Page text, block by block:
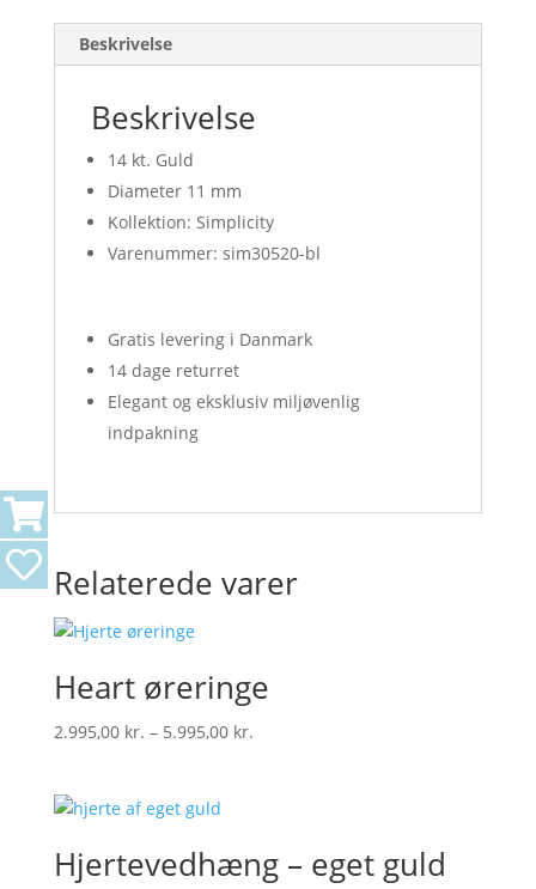
Beskrivelse
Beskrivelse
14 kt. Guld
Diameter 11 mm
Kollektion: Simplicity
Varenummer: sim30520-bl
Gratis levering i Danmark
14 dage returret
Elegant og eksklusiv miljøvenlig
indpakning
Relaterede varer
Heart øreringe
2.995,00 kr. – 5.995,00 kr.Prisinterval:
Hjertevedhæng – eget guld